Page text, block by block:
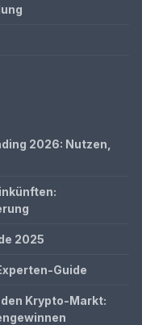
2026: Nutzen,
2025
Guide
Krypto-Markt: